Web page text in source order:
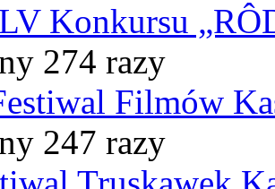
Konkursu
274 razy
Filmów
247 razy